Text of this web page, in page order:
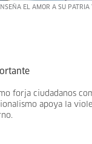
EL AMOR A SU PATRIA
forja ciudadanos
apoya la